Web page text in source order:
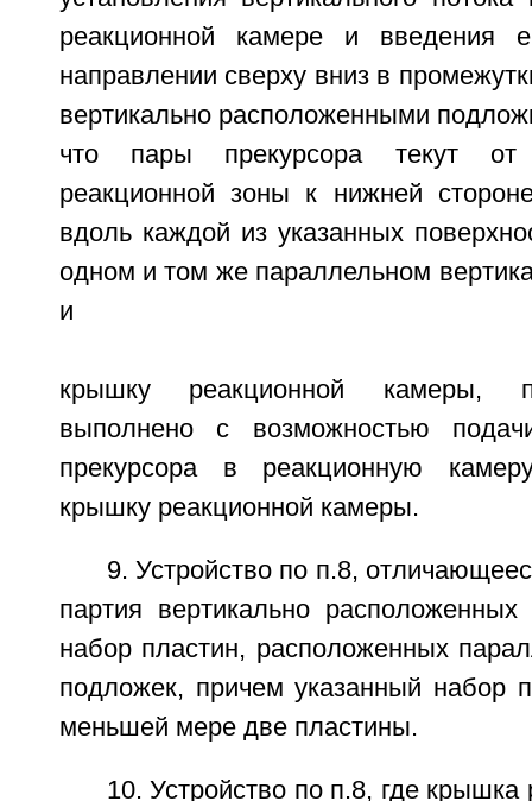
реакционной камере и введения
направлении сверху вниз в
вертикально расположенными
что пары прекурсора текут от
реакционной зоны к нижней
вдоль каждой из указанных
одном и том же параллельном
и
крышку реакционной камеры,
выполнено с возможностью
прекурсора в реакционную
крышку реакционной камеры.
9. Устройство по п.8,
партия вертикально
набор пластин, расположенных
подложек, причем указанный набор
меньшей мере две пластины.
10. Устройство по п.8, где